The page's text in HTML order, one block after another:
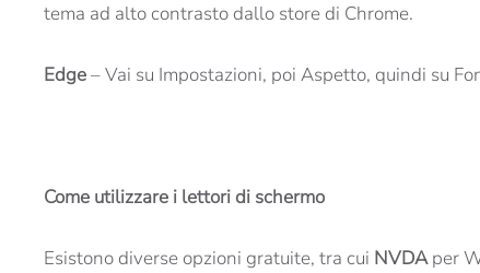
tema ad alto contrasto dallo store di Chrome.
Edge– Vai su Impostazioni, poi Aspetto, quindi su
Come utilizzare i lettori di schermo
Esistono diverse opzioni gratuite, tra cui NVDAper